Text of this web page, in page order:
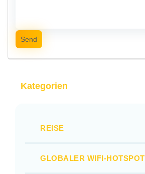
Send
Kategorien
REISE
GLOBALER WIFI-HOTSPOT